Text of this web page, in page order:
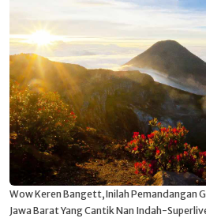
Wow Keren Bangett,Inilah Pemandangan
Jawa Barat Yang Cantik Nan Indah-